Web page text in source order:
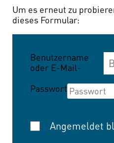
Um es erneut zu
dieses Formular:
Benutzername
oder E-Mail-
Passwort
Angemeldet